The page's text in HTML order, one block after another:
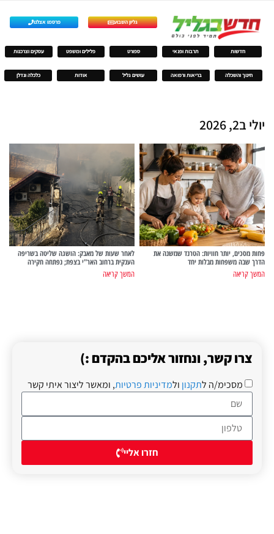
גליון השבוע פרסמו אצלנו
חדשות תרבות ופנאי ספורט פלילים ומשפט עסקים וצרכנות
חינוך והשכלה בריאות ורפואה עושים גליל אודות כלכלה ונדלן
יולי ב2, 2026
פחות מסכים, יותר חוויות: הטרנד שמשנה את
הדרך שבה משפחות מבלות יחד
המשך קריאה
לאחר שעות של מאבק: הושגה שליטה בשריפה
הענקית ברחוב האר"י בצפת; נפתחה חקירה
המשך קריאה
צרו קשר, ונחזור אליכם בהקדם :)
מסכימ/ה לתקנון ולמדיניות פרטיות, ומאשר ליצור איתי קשר
חזרו אליי